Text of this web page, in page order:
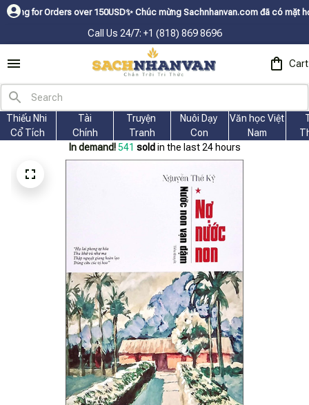
over 150USDㅤ✨Chúc mừng Sachnhanvan.com đã có mặt hơn 200
Call Us 24/7: +1 (818) 869 8696
Cart
Thiếu Nhi
Cổ Tích
Tài
Chính
Truyện
Tranh
Nuôi Dạy
Con
Văn học Việt
Nam
In demand! 545 sold in the last 24 hours